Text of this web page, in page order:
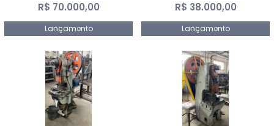
R$ 70.000,00
Lançamento
R$ 38.000,00
Lançamento